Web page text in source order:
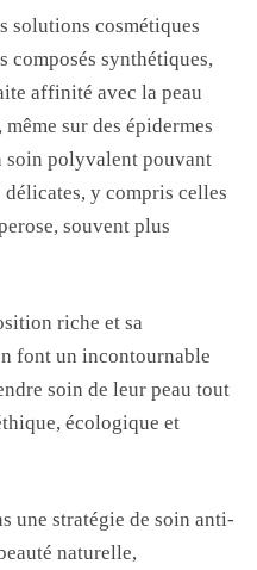
solutions cosmétiques
composés synthétiques,
affinité avec la peau
sur des épidermes
soin polyvalent pouvant
y compris celles
souvent plus
riche et sa
font un incontournable
soin de leur peau tout
écologique et
une stratégie de soin anti-
naturelle,